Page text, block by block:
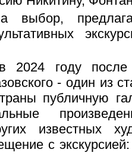
выбор,
2024 году после
- один из
публичную
известных
с